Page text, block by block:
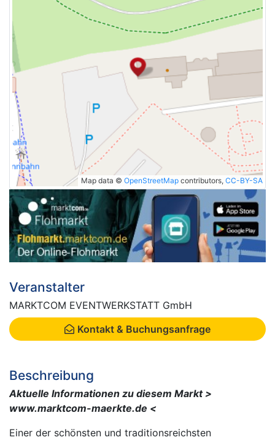
Map data © OpenStreetMap contributors, CC-BY-SA
Veranstalter
MARKTCOM EVENTWERKSTATT GmbH
Kontakt & Buchungsanfrage
Beschreibung
Aktuelle Informationen zu diesem Markt >
www.marktcom-maerkte.de <
Einer der schönsten und traditionsreichsten